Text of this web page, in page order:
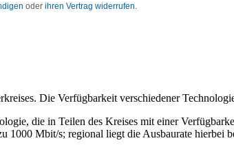
Die Verfügbarkeit verschiedener
die in Teilen des Kreises mit einer
Mbit/s; regional liegt die Ausbaurate hierbei